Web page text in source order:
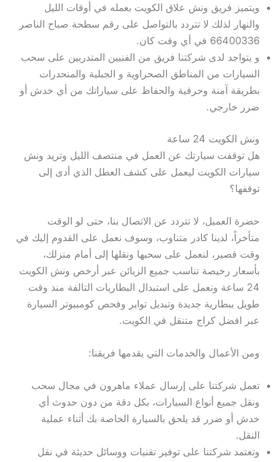
ويتميز فريق ونش علاق الكويت بعمله في أوقات الليل
والنهار لذلك لا تتردد بالتواصل على رقم سطحة صباح الناصر
66400336 في أي وقت كان.
و يتواجد لدى شركتنا فريق من الفنيين المتدربين على سحب
السيارات من المناطق الصحراوية و الجبلية والمنحدرات
بطريقة آمنة وحرفية والحفاظ على سياراتك من أي خدش أو
ضرر خارجي.
ونش الكويت 24 ساعة
هل توقفت سيارتك عن العمل في منتصف الليل وتريد ونش
سيارات الكويت ليعمل على كشف العطل الذي أدى إلى
توقفها؟
حضرة العميل، لا تتردد عن الاتصال بنا، حتى لو الوقت
متأخراً، لدينا كادر متناوب، وسوف نعمل على القدوم إليك في
وقت قصير، لنعمل على سحبها ونقلها إلى أمام منزلك،
بأسعار رخيصة تناسب جميع الزبائن عبر أرخص ونش الكويت
24 ساعة ونعمل على استبدال البطاريات التالفة منذ وقت
طويل ببطارية جديدة وتبديل تواير وفحص كومبيوتر السيارة
عبر افضل كراج متنقل في الكويت.
ومن الأعمال والخدمات التي يقدمها فريقنا:
تعمل شركتنا على إرسال عملاء ماهرون في مجال سحب
ونقل جميع أنواع السيارات، بكل دقة من دون حدوث أي
خدش أو ضرر قد يلحق بالسيارة الخاصة بك أثناء عملية
النقل.
وتعتمد شركتنا على توفير تقنيات ووسائل حديثة في نقل